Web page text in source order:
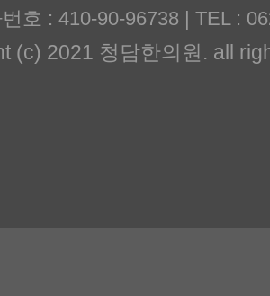
호 : 410-90-96738 | TEL :
(c) 2021 청담한의원. all